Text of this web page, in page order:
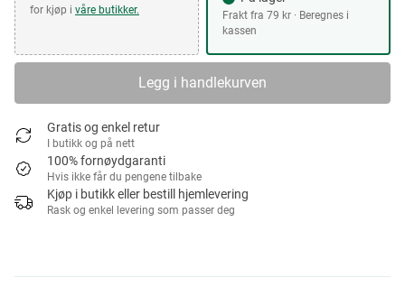
for kjøp i våre butikker.
Frakt fra 79 kr · Beregnes i
kassen
Legg i handlekurven
Gratis og enkel retur
I butikk og på nett
100% fornøydgaranti
Hvis ikke får du pengene tilbake
Kjøp i butikk eller bestill hjemlevering
Rask og enkel levering som passer deg